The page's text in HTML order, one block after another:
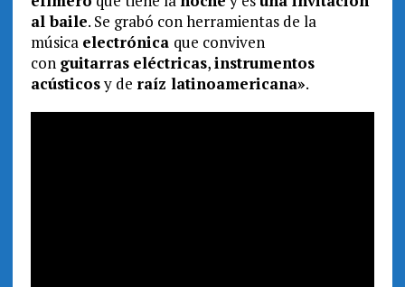
al baile. Se grabó con herramientas de la
música electrónica que conviven
con guitarras eléctricas,instrumentos
acústicosy de raíz latinoamericana».